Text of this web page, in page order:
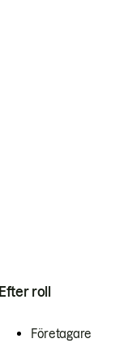
Efter roll
Företagare